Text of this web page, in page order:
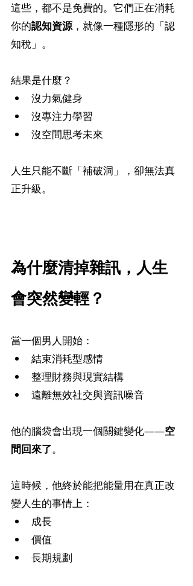
這些，都不是免費的。它們正在消耗
你的認知資源，就像一種隱形的「認
知稅」。
結果是什麼？
沒力氣健身
沒專注力學習
沒空間思考未來
人生只能不斷「補破洞」，卻無法真
正升級。
為什麼清掉雜訊，人生
會突然變輕？
當一個男人開始：
結束消耗型感情
整理財務與現實結構
遠離無效社交與資訊噪音
他的腦袋會出現一個關鍵變化——空
間回來了。
這時候，他終於能把能量用在真正改
變人生的事情上：
成長
價值
長期規劃